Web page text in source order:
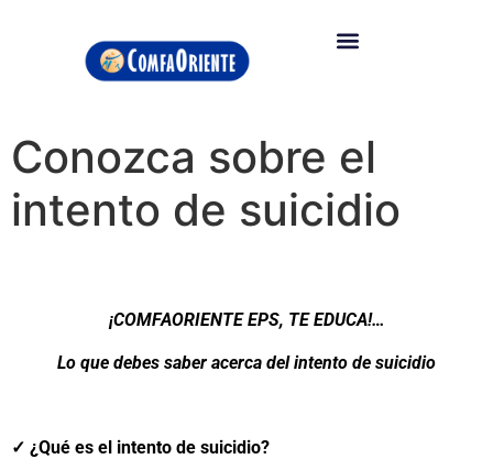
Conozca sobre el
intento de suicidio
¡COMFAORIENTE EPS, TE EDUCA!…
Lo que debes saber acerca del intento de suicidio
✓ ¿Qué es el intento de suicidio?